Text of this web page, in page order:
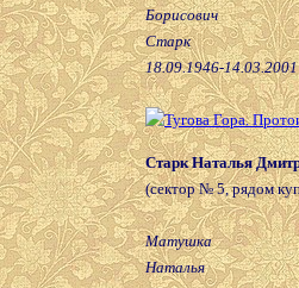
Борисович
Старк
18.09.1946-14.03.2001
Старк Наталья
(сектор № 5, рядом
Матушка
Наталья